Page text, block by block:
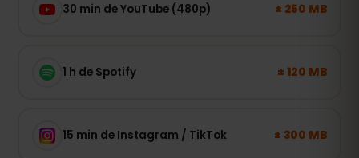
30 min de YouTube (480p) ± 250 MB
1 h de Spotify ± 120 MB
15 min de Instagram / TikTok ± 300 MB